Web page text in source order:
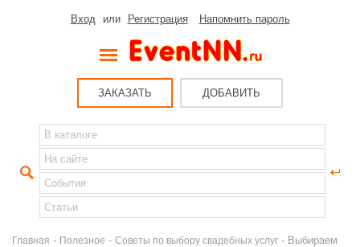
Вход или Регистрация Напомнить пароль
ЗАКАЗАТЬ ДОБАВИТЬ
Главная - Полезное - Советы по выбору свадебных услуг - Выбираем